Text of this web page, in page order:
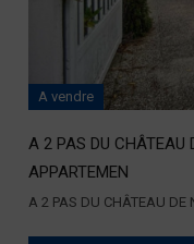
A vendre
A 2 PAS DU CHÂTEAU
APPARTEMEN
A 2 PAS DU CHÂTEAU DE